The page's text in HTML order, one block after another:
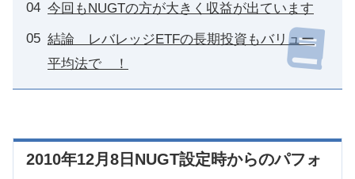
今回もNUGTの方が大きく収益が出ています
結論 レバレッジETFの長期投資もバリュー
平均法で ！
2010年12月8日NUGT設定時からのパフォ